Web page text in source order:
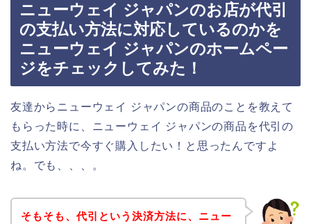
ニューウェイ ジャパンのお店が代引
の支払い方法に対応しているのかを
ニューウェイ ジャパンのホームペー
ジをチェックしてみた！
友達からニューウェイ ジャパンの商品のことを教えて
もらった時に、ニューウェイ ジャパンの商品を代引の
支払い方法で今すぐ購入したい！と思ったんですよ
ね。でも、、、。
そもそも、代引という決済方法に、ニュー